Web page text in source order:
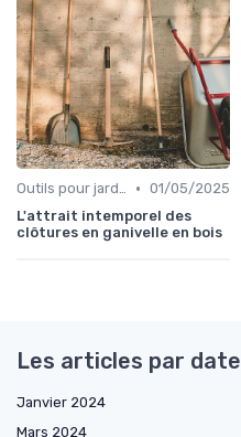
Outils pour jardins floraux • 01/05/2025
L'attrait intemporel des
clôtures en ganivelle en bois
Les articles par date
Janvier 2024
Mars 2024